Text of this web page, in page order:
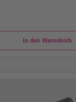
In den Warenkorb